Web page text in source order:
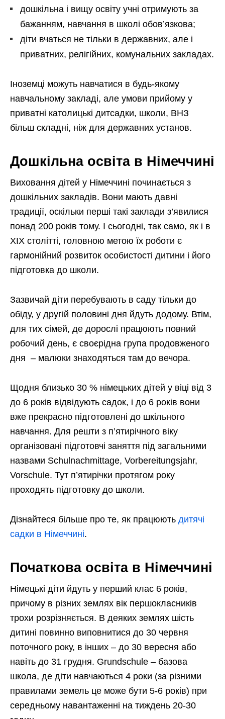
дошкільна і вищу освіту учні отримують за
бажанням, навчання в школі обов’язкова;
діти вчаться не тільки в державних, але і
приватних, релігійних, комунальних закладах.
Іноземці можуть навчатися в будь-якому
навчальному закладі, але умови прийому у
приватні католицькі дитсадки, школи, ВНЗ
більш складні, ніж для державних установ.
Дошкільна освіта в Німеччині
Виховання дітей у Німеччині починається з
дошкільних закладів. Вони мають давні
традиції, оскільки перші такі заклади з’явилися
понад 200 років тому. І сьогодні, так само, як і в
XIX столітті, головною метою їх роботи є
гармонійний розвиток особистості дитини і його
підготовка до школи.
Зазвичай діти перебувають в саду тільки до
обіду, у другій половині дня йдуть додому. Втім,
для тих сімей, де дорослі працюють повний
робочий день, є своєрідна група продовженого
дня – малюки знаходяться там до вечора.
Щодня близько 30 % німецьких дітей у віці від 3
до 6 років відвідують садок, і до 6 років вони
вже прекрасно підготовлені до шкільного
навчання. Для решти з п’ятирічного віку
організовані підготовчі заняття під загальними
назвами Schulnachmittage, Vorbereitungsjahr,
Vorschule. Тут п’ятирічки протягом року
проходять підготовку до школи.
Дізнайтеся більше про те, як працюють дитячі
садки в Німеччині.
Початкова освіта в Німеччині
Німецькі діти йдуть у перший клас 6 років,
причому в різних землях вік першокласників
трохи розрізняється. В деяких землях шість
дитині повинно виповнитися до 30 червня
поточного року, в інших – до 30 вересня або
навіть до 31 грудня. Grundschule – базова
школа, де діти навчаються 4 роки (за різними
правилами земель це може бути 5-6 років) при
середньому навантаженні на тиждень 20-30